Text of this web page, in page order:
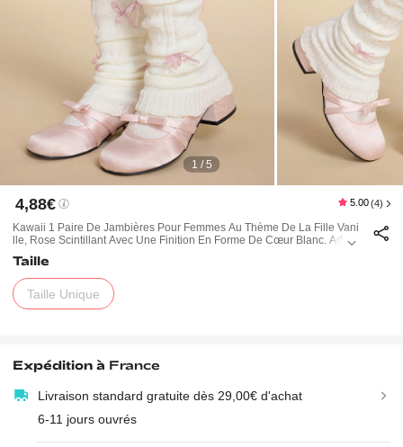
1 / 5
4,88€ 5.00 (4)
Kawaii 1 Paire De Jambières Pour Femmes Au Thème De La Fille Vani
Lle, Rose Scintillant Avec Une Finition En Forme De Cœur Blanc. Adapt
É Pour Toutes Les Saisons.
Taille
Taille Unique
Expédition à France
Livraison standard gratuite dès 29,00€ d'achat
6-11 jours ouvrés